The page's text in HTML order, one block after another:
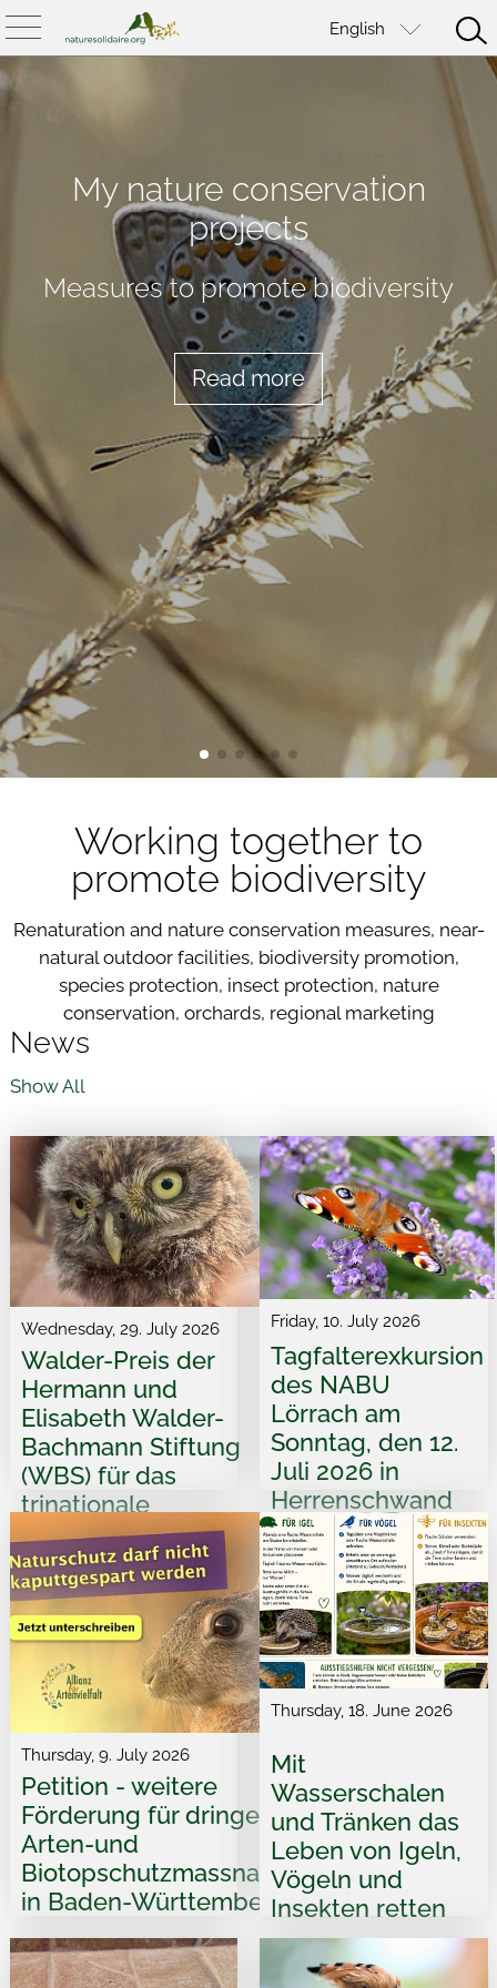
English
My nature conservation
projects
Measures to promote biodiversity
Read more
Working together to
promote biodiversity
Renaturation and nature conservation measures, near-
natural outdoor facilities, biodiversity promotion,
species protection, insect protection, nature
conservation, orchards, regional marketing
News
Show All
Wednesday, 29. July 2026
Walder-Preis der
Hermann und
Elisabeth Walder-
Bachmann Stiftung
(WBS) für das
trinationale
BirdLife-
Steinkauzprogramm
Friday, 10. July 2026
Tagfalterexkursion
des NABU
Lörrach am
Sonntag, den 12.
Juli 2026 in
Herrenschwand
Thursday, 9. July 2026
Petition - weitere
Förderung für dringende
Arten-und
Biotopschutzmassnahmen
in Baden-Württemberg
Thursday, 18. June 2026
Mit
Wasserschalen
und Tränken das
Leben von Igeln,
Vögeln und
Insekten retten